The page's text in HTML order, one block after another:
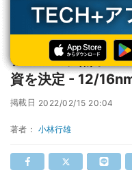
TECH+ テクノロジー
半導
デンソー、熊本のTSMC半導体
デンソー、熊本の
資を決定 - 12/
掲載日 2022/02/15 20:04
著者： 小林行雄